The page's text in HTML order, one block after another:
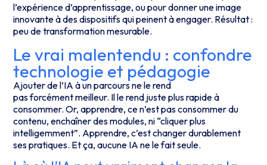
l’expérience d’apprentissage, ou pour donner une image
innovante à des dispositifs qui peinent à engager. Résultat :
peu de transformation mesurable.
Le vrai malentendu : confondre
technologie et pédagogie
Ajouterde l’IAàun parcours ne le rend
pasforcémentmeilleur. Il le rend juste plus rapide à
consommer. Or, apprendre, ce n’est pas consommer du
contenu, enchaîner des modules, ni “cliquer plus
intelligemment”. Apprendre, c’est changer durablement
ses pratiques. Et ça, aucune IA ne le fait seule.